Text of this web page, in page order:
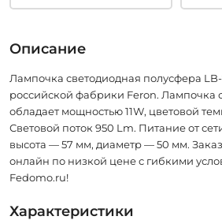
Описание
Лампочка светодиодная полусфера LB-
российской фабрики Feron. Лампочка
обладает мощностью 11W, цветовой
Световой поток 950 Lm. Питание от
высота — 57 мм, диаметр — 50 мм.
онлайн по низкой цене с гибкими
Fedomo.ru!
Характеристики